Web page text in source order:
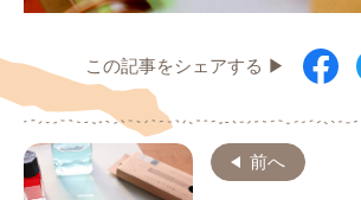
この記事をシェアする ▶
前へ